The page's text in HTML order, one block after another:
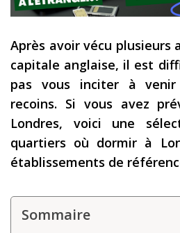
Mon journal de bord sur
Blog voyage
Podcast
Préparer son
Destinations
Outils pour voyageur
Après avoir vécu plusieurs
capitale anglaise, il est
pas vous inciter à
recoins. Si vous avez
Londres, voici une
quartiers où dormir à
établissements de
Sommaire